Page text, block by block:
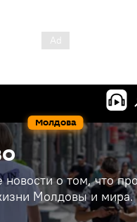
Молдова
новости о том, что
Молдовы и мира.